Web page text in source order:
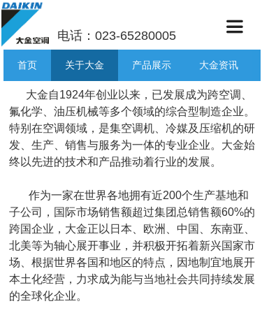
首页 关于大金 产品展示 大金资讯
电话：023-65280005
大金自1924年创业以来，已发展成为跨空调、
氟化学、油压机械等多个领域的综合型制造企业。
特别在空调领域，是集空调机、冷媒及压缩机的研
发、生产、销售与服务为一体的专业企业。大金始
终以先进的技术和产品推动着行业的发展。
作为一家在世界各地拥有近200个生产基地和
子公司，国际市场销售额超过集团总销售额60%的
跨国企业，大金正以日本、欧洲、中国、东南亚、
北美等为轴心展开事业，并积极开拓着新兴国家市
场、根据世界各国和地区的特点，因地制宜地展开
本土化经营，力求成为能与当地社会共同持续发展
的全球化企业。